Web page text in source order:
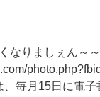
なりましぇん～
毎月15日に電